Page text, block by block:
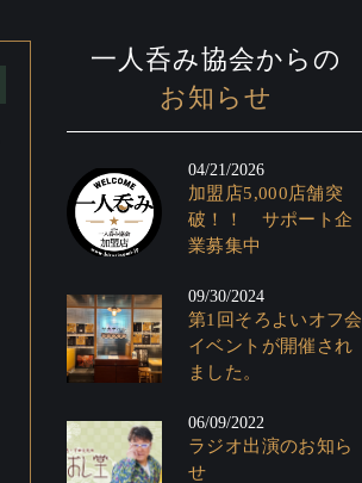
一人呑み協会からの
お知らせ
04/21/2026
加盟店5,000店舗突
破！！ サポート企
業募集中
09/30/2024
第1回そろよいオフ会
イベントが開催され
ました。
06/09/2022
ラジオ出演のお知ら
せ